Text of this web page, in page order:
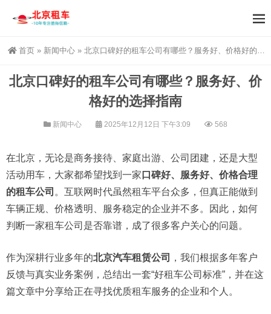
首页 » 新闻中心 » 北京口碑好的租车公司有哪些？服务好、价格好的选择指南
北京口碑好的租车公司有哪些？服务好、价
格好的选择指南
新闻中心 2025年12月12日 下午3:09 568
在北京，无论是商务接待、家庭出游、公司团建，还是大型
活动用车，大家都希望找到一家 口碑好、服务好、价格合理
的租车公司 。互联网时代虽然租车平台众多，但真正能做到
车辆正规、价格透明、服务稳定的企业并不多。因此，如何
判断一家租车公司是否靠谱，成了很多客户关心的问题。
作为深耕行业多年的北京汽车租赁公司
，我们根据多年客户
反馈与真实业务案例，总结出一套“好租车公司标准”，并在这
篇文章中分享给正在寻找优质租车服务的企业和个人。